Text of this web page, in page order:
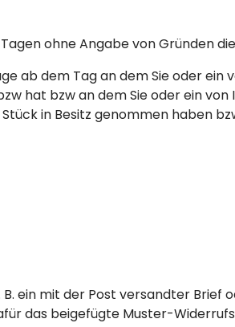
ohne Angabe von Gründen
ab dem Tag an dem Sie oder
hat bzw an dem Sie oder ein
in Besitz genommen haben
ein mit der Post versandter Brief
das beigefügte Muster-